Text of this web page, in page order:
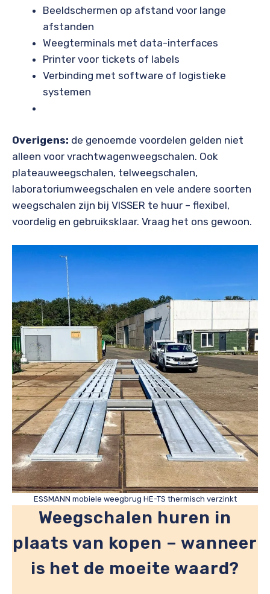
Beeldschermen op afstand voor lange
afstanden
Weegterminals met data-interfaces
Printer voor tickets of labels
Verbinding met software of logistieke
systemen
Overigens: de genoemde voordelen gelden niet
alleen voor vrachtwagenweegschalen. Ook
plateauweegschalen, telweegschalen,
laboratoriumweegschalen en vele andere soorten
weegschalen zijn bij VISSER te huur – flexibel,
voordelig en gebruiksklaar. Vraag het ons gewoon.
ESSMANN mobiele weegbrug HE-TS thermisch verzinkt
Weegschalen huren in
plaats van kopen – wanneer
is het de moeite waard?